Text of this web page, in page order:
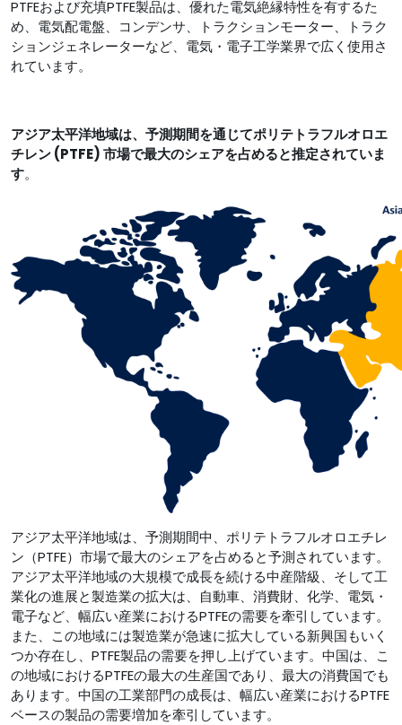
PTFEおよび充填PTFE製品は、優れた電気絶縁特性を有するた
め、電気配電盤、コンデンサ、トラクションモーター、トラク
ションジェネレーターなど、電気・電子工学業界で広く使用さ
れています。
アジア太平洋地域は、予測期間を通じてポリテトラフルオロエ
チレン (PTFE) 市場で最大のシェアを占めると推定されていま
す。
アジア太平洋地域は、予測期間中、ポリテトラフルオロエチレ
ン（PTFE）市場で最大のシェアを占めると予測されています。
アジア太平洋地域の大規模で成長を続ける中産階級、そして工
業化の進展と製造業の拡大は、自動車、消費財、化学、電気・
電子など、幅広い産業におけるPTFEの需要を牽引しています。
また、この地域には製造業が急速に拡大している新興国もいく
つか存在し、PTFE製品の需要を押し上げています。中国は、こ
の地域におけるPTFEの最大の生産国であり、最大の消費国でも
あります。中国の工業部門の成長は、幅広い産業におけるPTFE
ベースの製品の需要増加を牽引しています。